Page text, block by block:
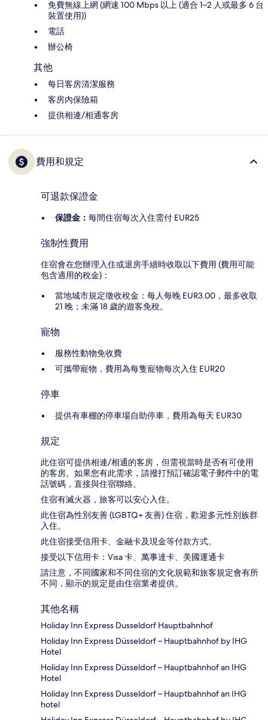
免費無線上網 (網速 100 Mbps 以上 (適合 1–2 人或最多 6 台
裝置使用))
電話
辦公椅
其他
每日客房清潔服務
客房內保險箱
提供相連/相通客房
費用和規定
可退款保證金
保證金： 每間住宿每次入住需付 EUR25
強制性費用
住宿會在您辦理入住或退房手續時收取以下費用 (費用可能
包含適用的稅金)：
當地城市規定徵收稅金：每人每晚 EUR3.00，最多收取
21 晚；未滿 18 歲的遊客免稅。
寵物
服務性動物免收費
可攜帶寵物，費用為每隻寵物每次入住 EUR20
停車
提供有車棚的停車場自助停車，費用為每天 EUR30
規定
此住宿可提供相連/相通的客房，但需視當時是否有可使用
的客房。如果您有此需求，請撥打預訂確認電子郵件中的電
話號碼，直接與住宿聯絡。
住宿有滅火器，旅客可以安心入住。
此住宿為性別友善 (LGBTQ+ 友善) 住宿，歡迎多元性別族群
入住。
此住宿接受信用卡、金融卡及現金等付款方式。
接受以下信用卡：Visa 卡、萬事達卡、美國運通卡
請注意，不同國家和不同住宿的文化規範和旅客規定會有所
不同，顯示的規定是由住宿業者提供。
其他名稱
Holiday Inn Express Dusseldorf Hauptbahnhof
Holiday Inn Express Düsseldorf – Hauptbahnhof by IHG
Hotel
Holiday Inn Express Düsseldorf – Hauptbahnhof an IHG
Hotel
Holiday Inn Express Dusseldorf – Hauptbahnhof an IHG
hotel